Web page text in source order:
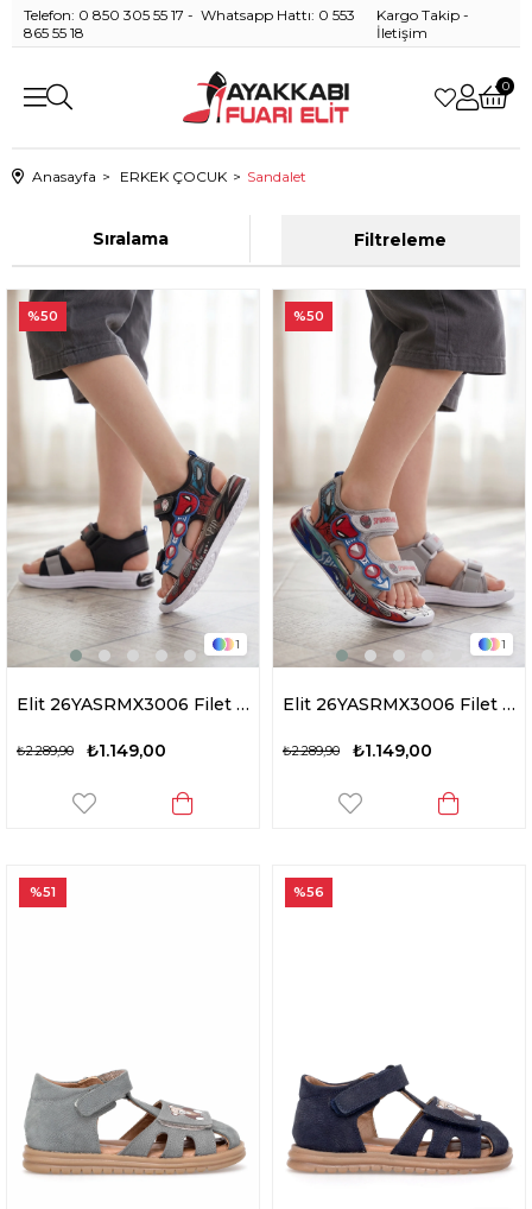
Telefon: 0 850 305 55 17 - Whatsapp Hattı: 0 553
865 55 18
Kargo Takip -
İletişim
0
Anasayfa ERKEK ÇOCUK Sandalet
Filtreleme
Sıralama
1
Elit 26YASRMX3006 Filet Erkek Çocuk Düz Sandalet Siyah
₺1.149,00
₺2.289,90
%50
1
Elit 26YASRMX3006 Filet Erkek Çocuk Düz Sandalet Gri
₺1.149,00
₺2.289,90
%50
%51 %56